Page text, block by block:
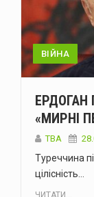
ВІЙНА
ЕРДОГАН
«МИРНІ
ТВА
Туреччина
цілісність…
ЧИТАТИ...